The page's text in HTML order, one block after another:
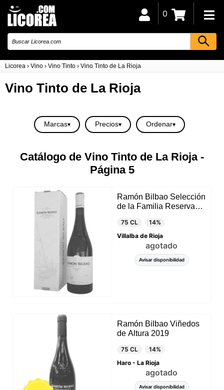
Licorea › Vino › Vino Tinto › Vino Tinto de La Rioja
0
Vino Tinto de La Rioja
Marcas Precios Ordenar
Catálogo de Vino Tinto de La Rioja -
Página 5
Ramón Bilbao Selección
de la Familia Reserva
75 CL
14%
Villalba de Rioja
agotado
Avisar disponibilidad
Ramón Bilbao Viñedos
de Altura 2019
75 CL
14%
Haro - La Rioja
agotado
Avisar disponibilidad